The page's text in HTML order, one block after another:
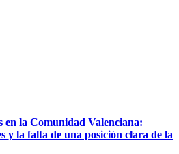
en la Comunidad Valenciana:
y la falta de una posición clara de la